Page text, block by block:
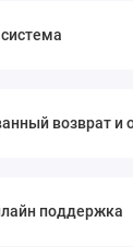
возврат и
поддержка